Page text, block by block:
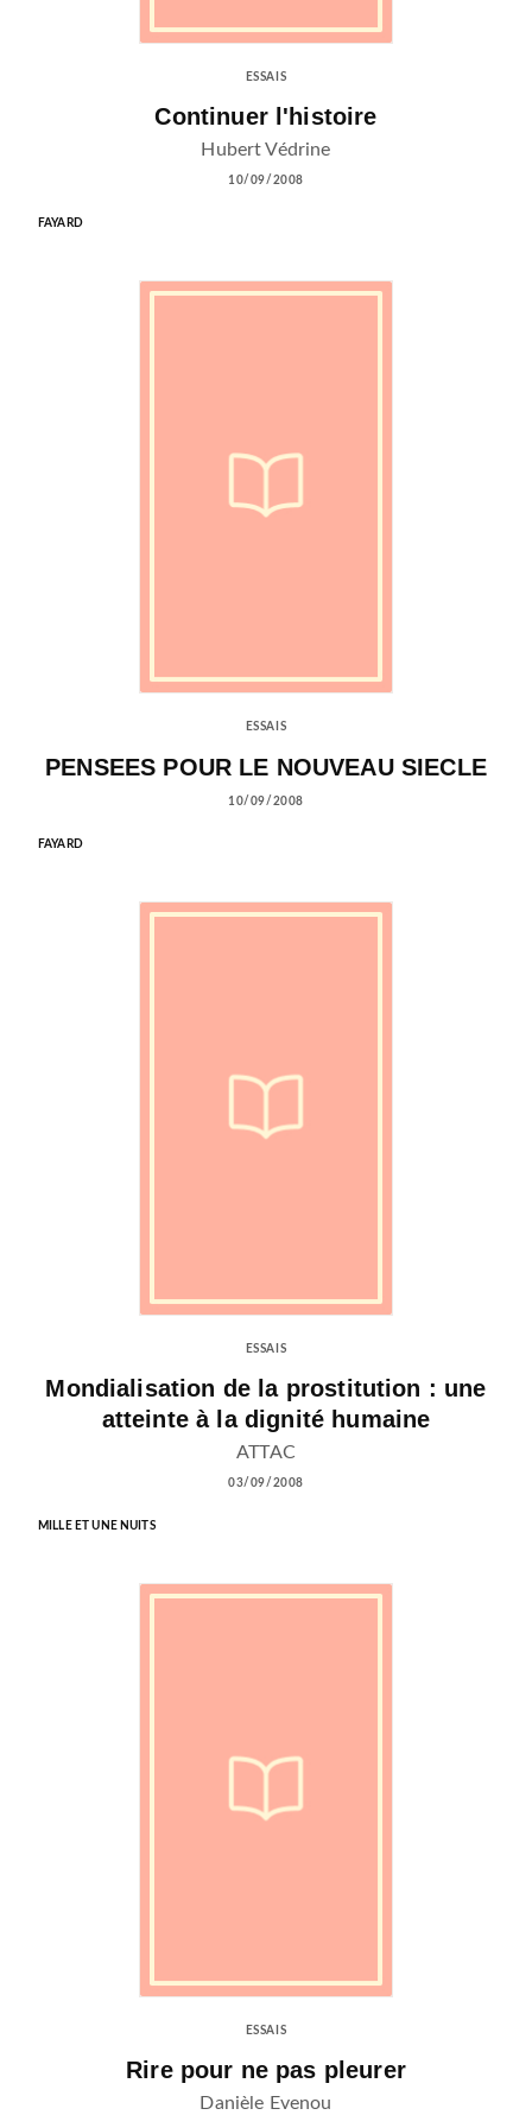
ESSAIS
Continuer l'histoire
Hubert Védrine
10/09/2008
FAYARD
ESSAIS
PENSEES POUR LE NOUVEAU SIECLE
10/09/2008
FAYARD
ESSAIS
Mondialisation de la prostitution : une
atteinte à la dignité humaine
ATTAC
03/09/2008
MILLE ET UNE NUITS
ESSAIS
Rire pour ne pas pleurer
Danièle Evenou